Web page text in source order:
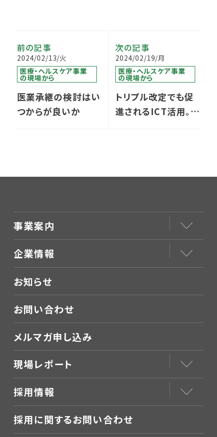
前の記事
2024/02/13/火
医療・ヘルスケア事業
の現場から
医業承継の検討はい
つからが良いか
次の記事
2024/02/19/月
医療・ヘルスケア事業
の現場から
トリプル改定でも促
進されるICT活用。一
事業案内
企業情報
お知らせ
お問い合わせ
メルマガ申し込み
現場レポート
採用情報
採用に関するお問い合わせ